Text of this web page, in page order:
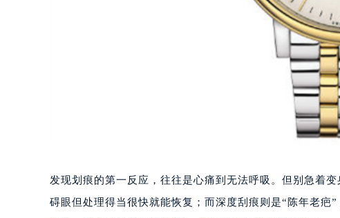
发现划痕的第一反应，往往是心痛到无法呼吸。但别急着
碍眼但处理得当很快就能恢复；而深度刮痕则是“陈年老疤